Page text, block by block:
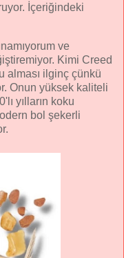
İçeriğindeki
ve
Kimi Creed
alması ilginç çünkü
Onun yüksek kaliteli
yılların koku
bol şekerli